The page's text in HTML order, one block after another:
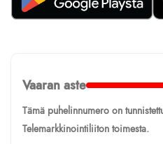
Vaaran aste
Tämä puhelinnumero on
Telemarkkinointiliiton toimesta.